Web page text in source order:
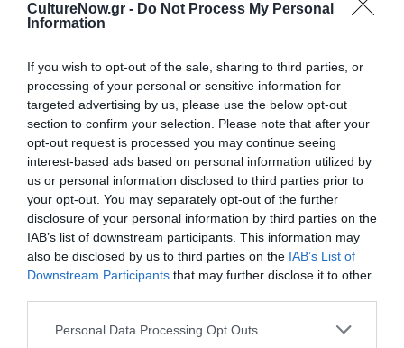
CultureNow.gr - Do Not Process My Personal
Information
If you wish to opt-out of the sale, sharing to third parties, or
processing of your personal or sensitive information for
targeted advertising by us, please use the below opt-out
section to confirm your selection. Please note that after your
opt-out request is processed you may continue seeing
interest-based ads based on personal information utilized by
us or personal information disclosed to third parties prior to
your opt-out. You may separately opt-out of the further
disclosure of your personal information by third parties on the
IAB’s list of downstream participants. This information may
also be disclosed by us to third parties on the IAB’s List of
Downstream Participants that may further disclose it to other
Personal Data Processing Opt Outs
καλλιτέχνες ή τις οικογένειές τους. Ειδική μνεία πρέπει
του Θεοχάρη Μορέ. Το 2012 ο Στήβεν Αντωνάκος έκανε
μια γενναιόδωρη δωρεά 67 τυπωμάτων, εξηγώντας ότι
στην πράξη του αυτή τον ώθησε η σχέση που έχουν τα
έργα αυτά με τα έργα των καλλιτεχνών της ρωσικής
πρωτοπορίας από τη συλλογή Κωστάκη. Το 2017 ο
αρχιτέκτονας Αλέξανδρος Τζώνης και η σύζυγός του
Liane Lefaivre, δώρισαν στο μουσείο σημαντικές
συλλογές μεταξύ των οποίων και μια ενότητα σχεδίων
της Χρύσας Βαρδέα.
Συντελεστές:
Επιμέλεια:Θούλη Μισιρλόγλου,Ιστορικός τέχνης,
Γιάννης Μπόλης, Ιστορικός τέχνης – Προϊστάμενος